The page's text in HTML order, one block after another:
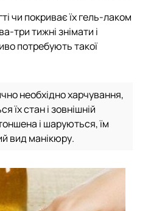
чи покриває їх гель-лаком
три тижні знімати і
потребують такої
необхідно харчування,
їх стан і зовнішній
і шаруються, їм
вид манікюру.